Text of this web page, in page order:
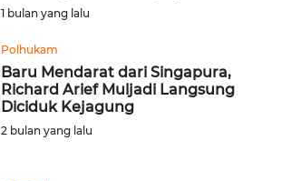
1 bulan yang lalu
Polhukam
Baru Mendarat dari Singapura,
Richard Arief Muljadi Langsung
Diciduk Kejagung
2 bulan yang lalu